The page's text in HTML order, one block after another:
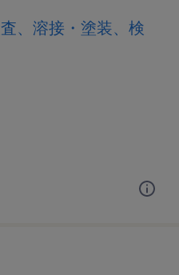
、溶接・塗装、検